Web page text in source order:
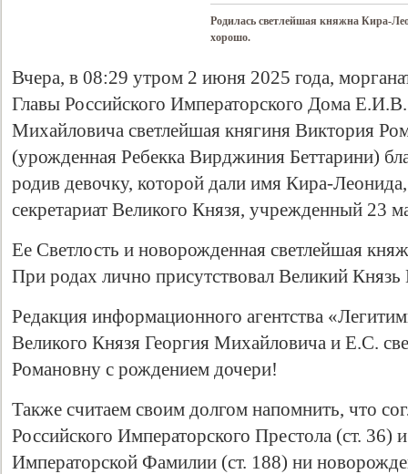
Родилась светлейшая княжна Кира-
хорошо.
Вчера, в 08:29 утром 2 июня 2025 года,
Главы Российского Императорского Дома
Михайловича светлейшая княгиня Виктория
(урожденная Ребекка Вирджиния Беттарини)
родив девочку, которой дали имя Кира-
секретариат Великого Князя, учрежденный 23
Ее Светлость и новорожденная светлейшая
При родах лично присутствовал Великий
Редакция информационного агентства
Великого Князя Георгия Михайловича и Е.С.
Романовну с рождением дочери!
Также считаем своим долгом напомнить, что
Российского Императорского Престола (ст.
Императорской Фамилии (ст. 188) ни